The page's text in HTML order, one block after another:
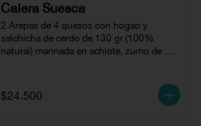
Calera Suesca
2 Arepas de 4 quesos con hogao y
salchicha de cerdo de 130 gr (100%
natural) marinada en achiote, zumo de
$24.500